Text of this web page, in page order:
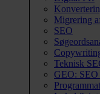
Migrering
SEO
Teknisk
GEO: SEO